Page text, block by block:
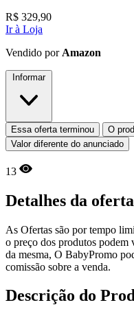
R$ 329,90
Ir à Loja
Vendido por Amazon
Informar
Essa oferta terminou
O
Valor diferente do anunciado
13
Detalhes da oferta
As Ofertas são por tempo
o preço dos produtos
da mesma, O BabyPromo
comissão sobre a venda.
Descrição do